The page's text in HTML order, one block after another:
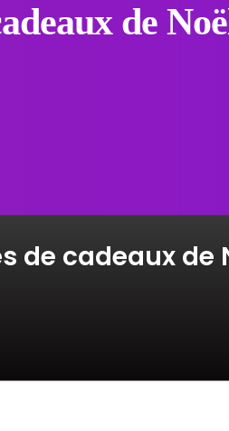
de
de cadeaux de